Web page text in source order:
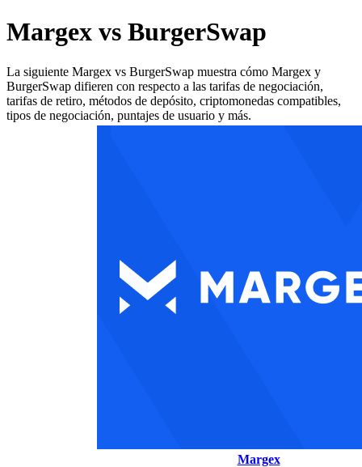
Margex vs BurgerSwap
La siguiente Margex vs BurgerSwap muestra cómo Margex y
BurgerSwap difieren con respecto a las tarifas de negociación,
tarifas de retiro, métodos de depósito, criptomonedas compatibles,
tipos de negociación, puntajes de usuario y más.
Margex